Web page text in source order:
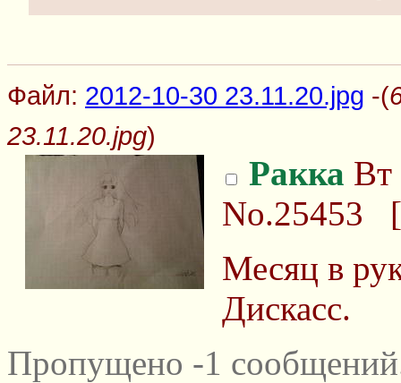
Файл: 2012-10-30 23.11.20.jpg -(
23.11.20.jpg)
Ракка Вт
No.25453 [
Месяц в
Дискасс.
Пропущено -1